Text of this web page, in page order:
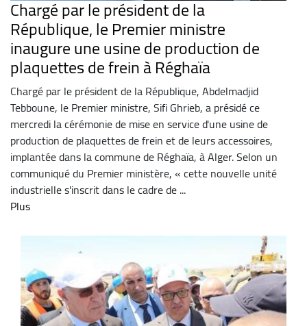
Chargé par le président de la
République, le Premier ministre
inaugure une usine de production de
plaquettes de frein à Réghaïa
Chargé par le président de la République, Abdelmadjid
Tebboune, le Premier ministre, Sifi Ghrieb, a présidé ce
mercredi la cérémonie de mise en service d'une usine de
production de plaquettes de frein et de leurs accessoires,
implantée dans la commune de Réghaïa, à Alger. Selon un
communiqué du Premier ministère, « cette nouvelle unité
industrielle s'inscrit dans le cadre de ...
Plus